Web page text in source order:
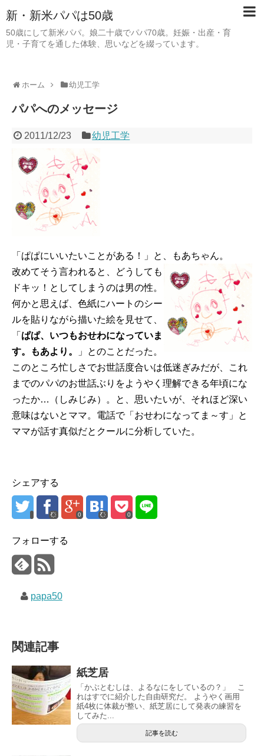
新・新米パパは50歳
50歳にして新米パパ。娘二十歳でパパ70歳。妊娠・出産・育
児・子育てを通した体験、思いなどを綴っています。
ホーム 幼児工学
パパへのメッセージ
2011/12/23 幼児工学
「ぱぱにいいたいことがある！」と、もあちゃん。
改めてそう言われると、どうしても
ドキッ！としてしまうのは男の性。
何かと思えば、色紙にハートのシー
ルを貼りながら描いた絵を見せて、
「 ぱぱ、いつもおせわになっていま
す。もあより。
」とのことだった。
このところ忙しさでお世話度合いは低迷ぎみだが、これ
までのパパのお世話ぶりをようやく理解できる年頃にな
ったか…（しみじみ）。と、思いたいが、それほど深い
意味はないとママ。電話で「おせわになってま～す」と
ママが話す真似だとクールに分析していた。
シェアする
0 0
フォローする
papa50
関連記事
紙芝居
「かぶとむしは、よるなにをしているの？」 こ
れはすでに紹介した自由研究だ。 ようやく画用
紙4枚に体裁が整い、紙芝居にして発表の練習を
してみた...
記事を読む